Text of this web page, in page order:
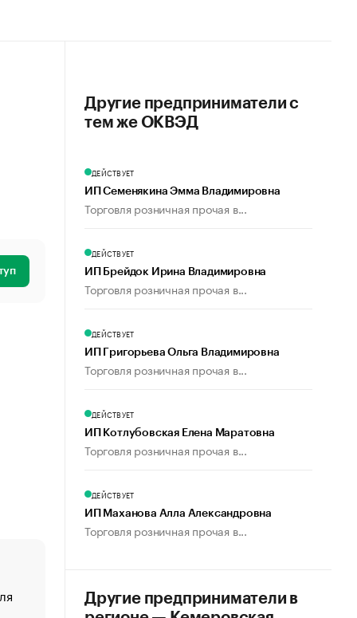
«От спорта тело стареет иначе». Как живет глава
создавшей GTA
Другие предприниматели с
тем же ОКВЭД
ДЕЙСТВУЕТ
ИП Семенякина Эмма Владимировна
Торговля розничная прочая в...
ДЕЙСТВУЕТ
ИП Брейдок Ирина Владимировна
Торговля розничная прочая в...
ДЕЙСТВУЕТ
ИП Григорьева Ольга Владимировна
Торговля розничная прочая в...
ДЕЙСТВУЕТ
ИП Котлубовская Елена Маратовна
Торговля розничная прочая в...
ДЕЙСТВУЕТ
ИП Маханова Алла Александровна
Торговля розничная прочая в...
Другие предприниматели в